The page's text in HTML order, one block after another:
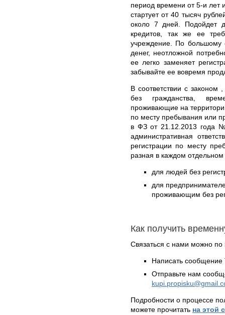
период времени от 5-и лет
стартует от 40 тысяч
около 7 дней. Подойдет
кредитов, так же ее
учреждение. По большому
денег, неотложной
ее легко заменяет
забывайте ее вовремя
В соответствии с
без гражданства,
проживающие на
по месту пребывания или
в ФЗ от 21.12.2013 года
административная
регистрации по месту
разная в каждом отдельном
для людей без
для
проживающим без
Как получить
Связаться с нами можно по
Написать
Отправьте нам
Подробности о процессе
можете прочитать на этой